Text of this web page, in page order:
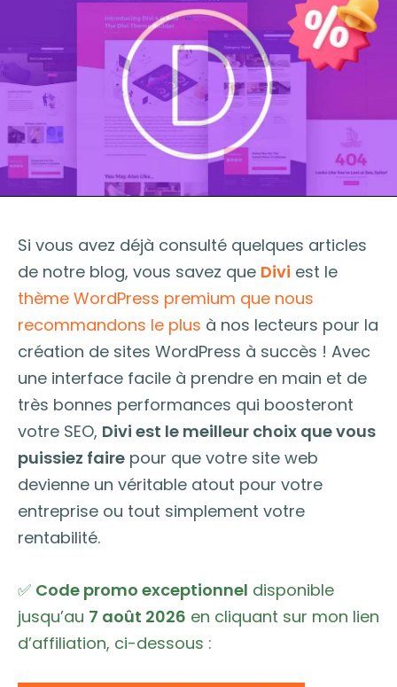
Si vous avez déjà consulté quelques articles
de notre blog, vous savez que Divi est le
thème WordPress premium que nous
recommandons le plus à nos lecteurs pour la
création de sites WordPress à succès ! Avec
une interface facile à prendre en main et de
très bonnes performances qui boosteront
votre SEO, Divi est le meilleur choix que vous
puissiez faire pour que votre site web
devienne un véritable atout pour votre
entreprise ou tout simplement votre
rentabilité.
✅ Code promo exceptionnel disponible
jusqu’au 7 août 2026 en cliquant sur mon lien
d’affiliation, ci-dessous :